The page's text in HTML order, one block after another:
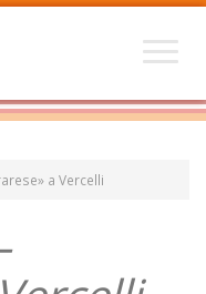
a Vercelli